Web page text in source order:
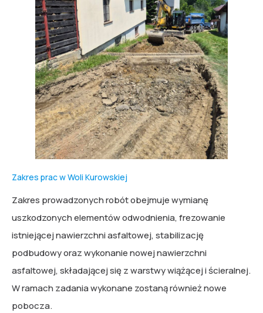
Zakres prac w Woli Kurowskiej
Zakres prowadzonych robót obejmuje wymianę
uszkodzonych elementów odwodnienia, frezowanie
istniejącej nawierzchni asfaltowej, stabilizację
podbudowy oraz wykonanie nowej nawierzchni
asfaltowej, składającej się z warstwy wiążącej i ścieralnej.
W ramach zadania wykonane zostaną również nowe
pobocza.